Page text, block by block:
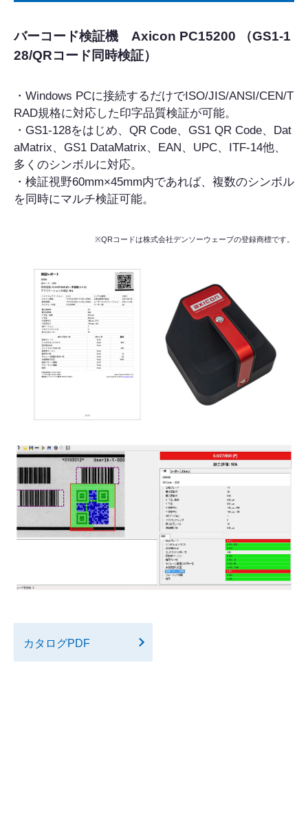
バーコード検証機 Axicon PC15200 （GS1-1
28/QRコード同時検証）
・Windows PCに接続するだけでISO/JIS/ANSI/CEN/T
RAD規格に対応した印字品質検証が可能。
・GS1-128をはじめ、QR Code、GS1 QR Code、Dat
aMatrix、GS1 DataMatrix、EAN、UPC、ITF-14他、
多くのシンボルに対応。
・検証視野60mm×45mm内であれば、複数のシンボル
を同時にマルチ検証可能。
※QRコードは株式会社デンソーウェーブの登録商標です。
カタログPDF